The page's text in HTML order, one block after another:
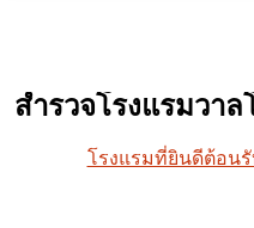
สำรวจโรงแรมวา
โรงแรมที่ยินดีต้อนรั